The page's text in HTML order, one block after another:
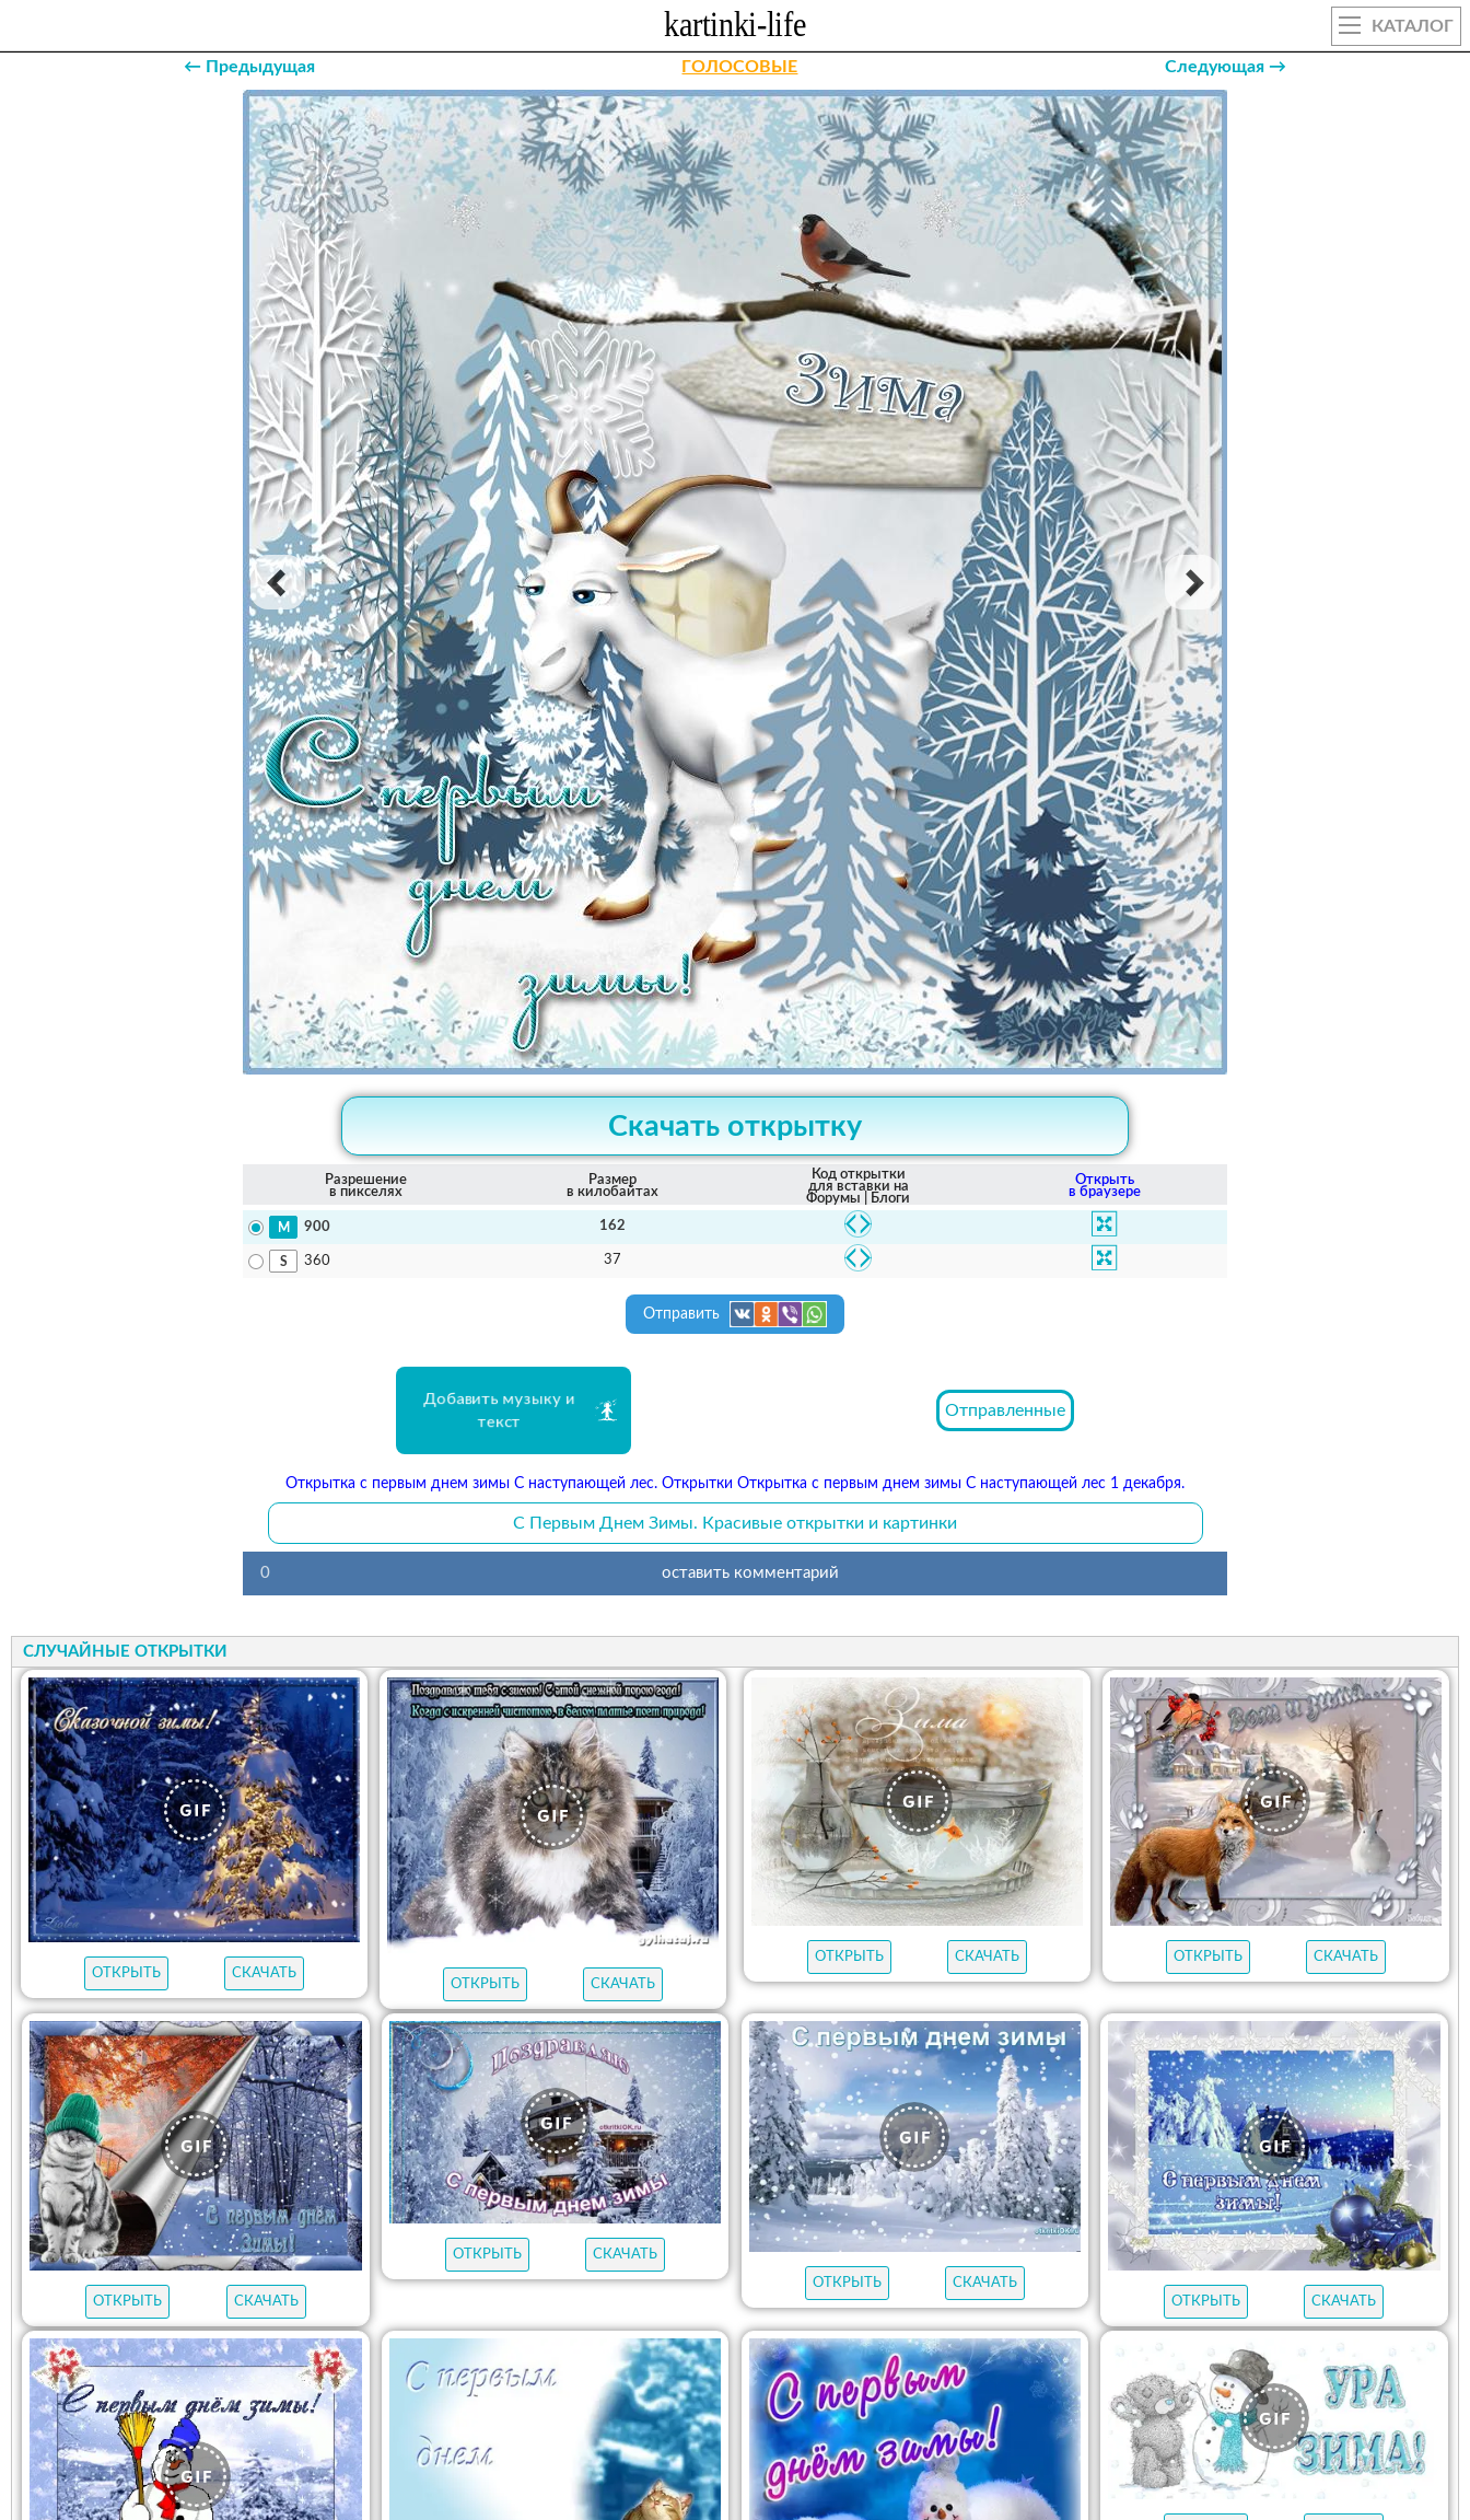
КАТАЛОГ
← Предыдущая ГОЛОСОВЫЕ Следующая →
Скачать открытку
Разрешение
в пикселях
Размер
в килобайтах
Код открытки
для вставки на
Форумы | Блоги
Открыть
в браузере
900 162
360 37
Отправить
Добавить музыку и
текст
Отправленные
Открытка с первым днем зимы С наступающей лес. Открытки Открытка с первым днем зимы С наступающей лес 1 декабря.
С Первым Днем Зимы. Красивые открытки и картинки
0 оставить комментарий
СЛУЧАЙНЫЕ ОТКРЫТКИ
ОТКРЫТЬ СКАЧАТЬ
ОТКРЫТЬ СКАЧАТЬ
ОТКРЫТЬ СКАЧАТЬ ОТКРЫТЬ СКАЧАТЬ
ОТКРЫТЬ СКАЧАТЬ
ОТКРЫТЬ СКАЧАТЬ
ОТКРЫТЬ
СКАЧАТЬ
ОТКРЫТЬ
СКАЧАТЬ